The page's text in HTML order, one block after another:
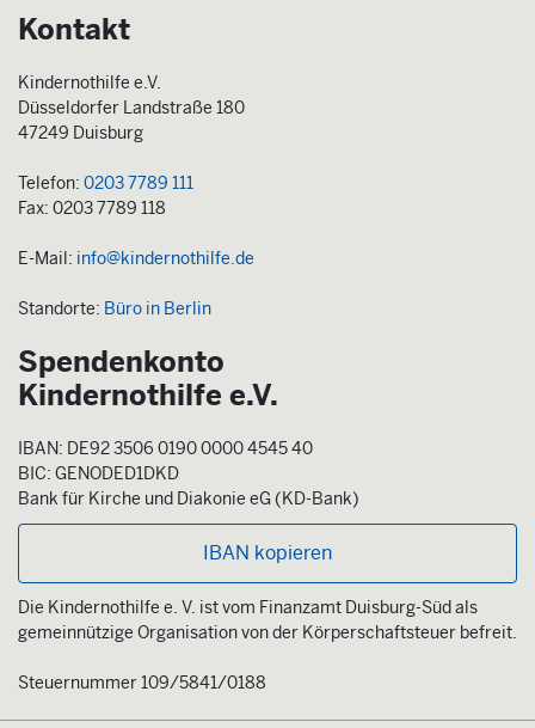
Kontakt
Kindernothilfe e.V.
Düsseldorfer Landstraße 180
47249 Duisburg
Telefon: 0203 7789 111
Fax: 0203 7789 118
E-Mail: info@kindernothilfe.de
Standorte: Büro in Berlin
Spendenkonto
Kindernothilfe e.V.
IBAN: DE92 3506 0190 0000 4545 40
BIC: GENODED1DKD
Bank für Kirche und Diakonie eG (KD-Bank)
IBAN kopieren
Die Kindernothilfe e. V. ist vom Finanzamt Duisburg-Süd als
gemeinnützige Organisation von der Körperschaftsteuer befreit.
Steuernummer 109/5841/0188